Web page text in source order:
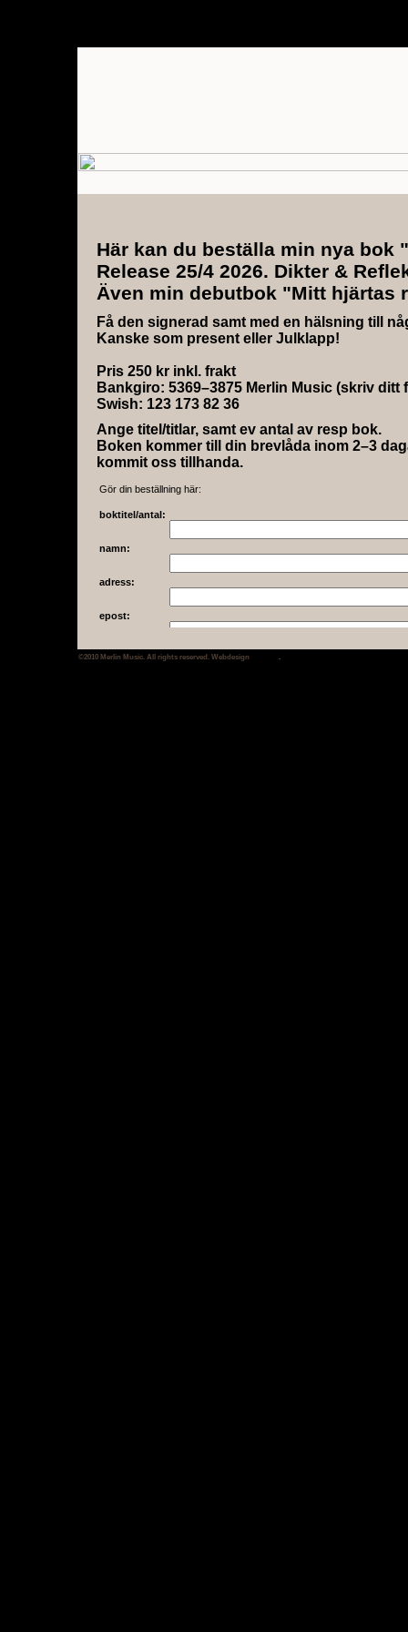
Här kan du beställa min nya bok
Release 25/4 2026. Dikter &
Även min debutbok "Mitt hjärtas
Få den signerad samt med en hälsning till
Kanske som present eller Julklapp!
Pris 250 kr inkl. frakt
Bankgiro: 5369–3875 Merlin Music (skriv
Swish: 123 173 82 36
Ange titel/titlar, samt ev antal av resp bok.
Boken kommer till din brevlåda inom 2–3
kommit oss tillhanda.
Gör din beställning här:
boktitel/antal:
namn:
adress:
epost:
din hälsning:
©2010 Merlin Music. All rights reserved. Webdesign .